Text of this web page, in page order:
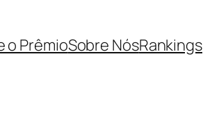
o PrêmioSobre NósRankings